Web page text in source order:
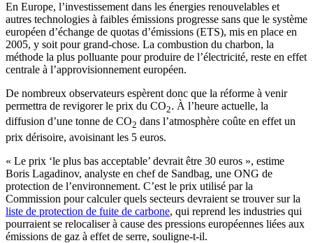
En Europe, l’investissement dans les énergies renouvelables et
autres technologies à faibles émissions progresse sans que le système
européen d’échange de quotas d’émissions (ETS), mis en place en
2005, y soit pour grand-chose. La combustion du charbon, la
méthode la plus polluante pour produire de l’électricité, reste en effet
centrale à l’approvisionnement européen.
De nombreux observateurs espèrent donc que la réforme à venir
permettra de revigorer le prix du CO2. À l’heure actuelle, la
diffusion d’une tonne de CO2 dans l’atmosphère coûte en effet un
prix dérisoire, avoisinant les 5 euros.
« Le prix ‘le plus bas acceptable’ devrait être 30 euros », estime
Boris Lagadinov, analyste en chef de Sandbag, une ONG de
protection de l’environnement. C’est le prix utilisé par la
Commission pour calculer quels secteurs devraient se trouver sur la
liste de protection de fuite de carbone, qui reprend les industries qui
pourraient se relocaliser à cause des pressions européennes liées aux
émissions de gaz à effet de serre, souligne-t-il.